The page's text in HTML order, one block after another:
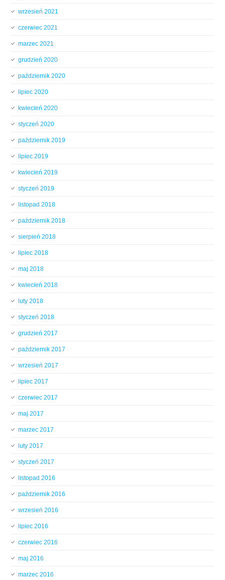
wrzesień 2021
czerwiec 2021
marzec 2021
grudzień 2020
październik 2020
lipiec 2020
kwiecień 2020
styczeń 2020
październik 2019
lipiec 2019
kwiecień 2019
styczeń 2019
listopad 2018
październik 2018
sierpień 2018
lipiec 2018
maj 2018
kwiecień 2018
luty 2018
styczeń 2018
grudzień 2017
październik 2017
wrzesień 2017
lipiec 2017
czerwiec 2017
maj 2017
marzec 2017
luty 2017
styczeń 2017
listopad 2016
październik 2016
wrzesień 2016
lipiec 2016
czerwiec 2016
maj 2016
marzec 2016